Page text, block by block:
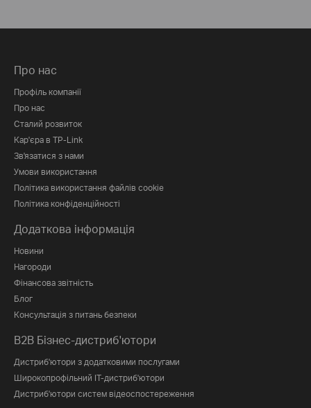
Про нас
Профіль компанії
Про нас
Сталий розвиток
Кар'єра в TP-Link
Зв'язатися з нами
Умови використання
Політика використання файлів cookie
Політика конфіденційності
Додаткова інформація
Новини
Нагороди
Фінансова звітність
Блог
Консультація з питань безпеки
B2B Бізнес-дистриб'ютори
Дистриб'ютори з додатковими послугами
Широкопрофільний IT-дистриб'ютори
Дистриб'ютори систем відеоспостереження